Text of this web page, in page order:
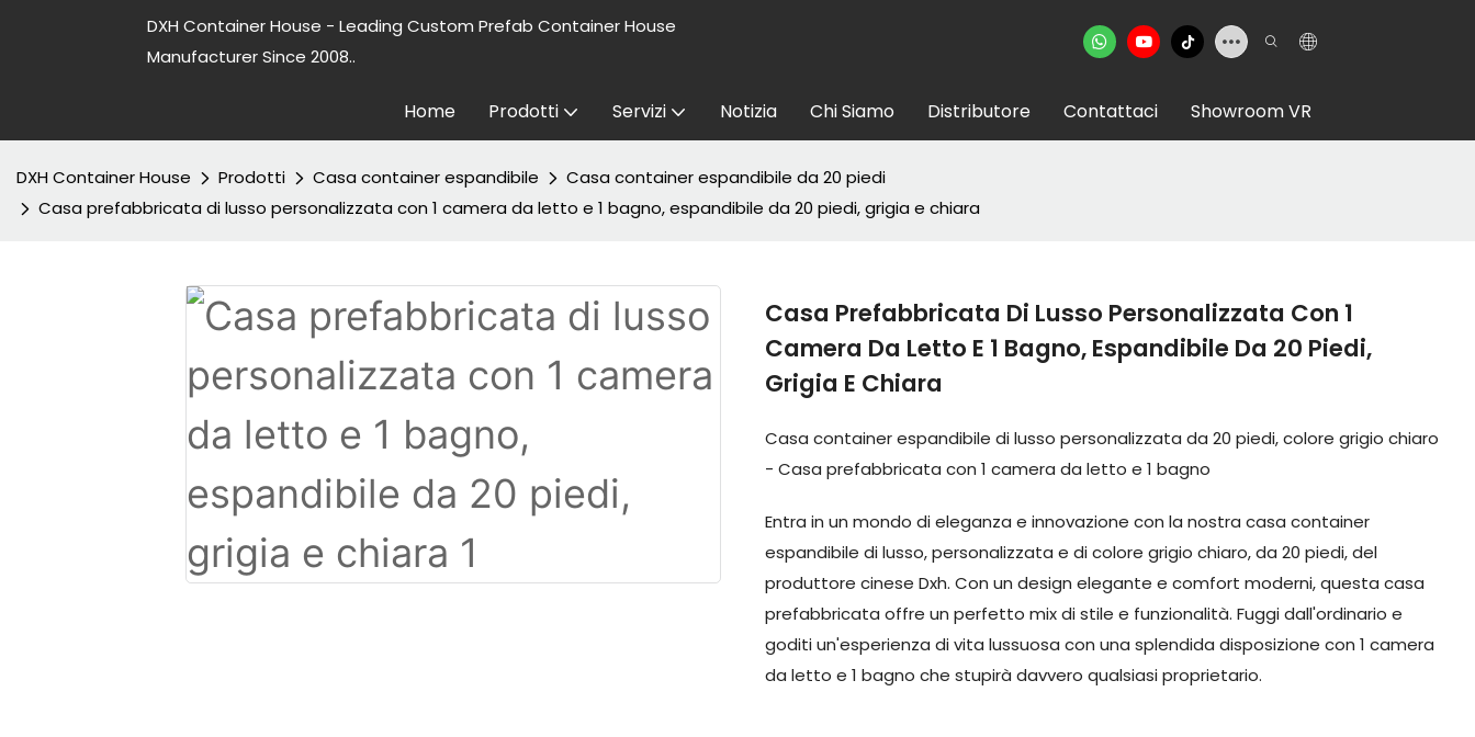
DXH Container House - Leading Custom Prefab Container House
Manufacturer Since 2008..
Home Prodotti Servizi Notizia Chi Siamo Distributore Contattaci Showroom VR
DXH Container House Prodotti Casa container espandibile
Casa container espandibile da 20 piedi
Casa prefabbricata di lusso personalizzata con 1 camera da letto e 1 bagno, espandibile da 20 piedi, grigia e chiara
Casa Prefabbricata Di Lusso Personalizzata Con 1
Camera Da Letto E 1 Bagno, Espandibile Da 20 Piedi,
Grigia E Chiara
Casa container espandibile di lusso personalizzata da 20 piedi, colore grigio chiaro
- Casa prefabbricata con 1 camera da letto e 1 bagno
Entra in un mondo di eleganza e innovazione con la nostra casa container
espandibile di lusso, personalizzata e di colore grigio chiaro, da 20 piedi, del
produttore cinese Dxh. Con un design elegante e comfort moderni, questa casa
prefabbricata offre un perfetto mix di stile e funzionalità. Fuggi dall'ordinario e
goditi un'esperienza di vita lussuosa con una splendida disposizione con 1 camera
da letto e 1 bagno che stupirà davvero qualsiasi proprietario.